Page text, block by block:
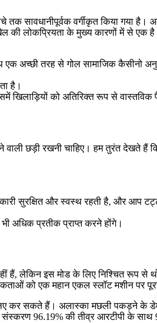
तक सावधानीपूर्वक वर्गीकृत किया गया
की लोकप्रियता के मुख्य कारणों में से एक
अच्छी तरह से गोल सामाजिक कैसीनो
है।
को अतिरिक्त रूप से वास्तविक
छड़ी रखनी चाहिए। हम तुरंत देखते हैं
सुरक्षित और स्वस्थ रहती है, और
अधिक प्रतीक प्राप्त करने होंगे।
हैं, लेकिन इस मोड के लिए निश्चित रूप से
को एक महान एकल स्लॉट मशीन पर
कर सकते हैं। अलास्का मछली पकड़ने के
96.19% की तीव्र आरटीपी के साथ